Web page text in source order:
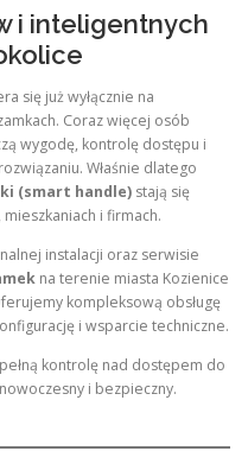
i inteligentnych
się już wyłącznie na
Coraz więcej osób
wygodę, kontrolę dostępu i
Właśnie dlatego
(smart handle) stają się
i firmach.
instalacji oraz serwisie
na terenie miasta Kozienice
kompleksową obsługę
i wsparcie techniczne.
kontrolę nad dostępem do
i bezpieczny.